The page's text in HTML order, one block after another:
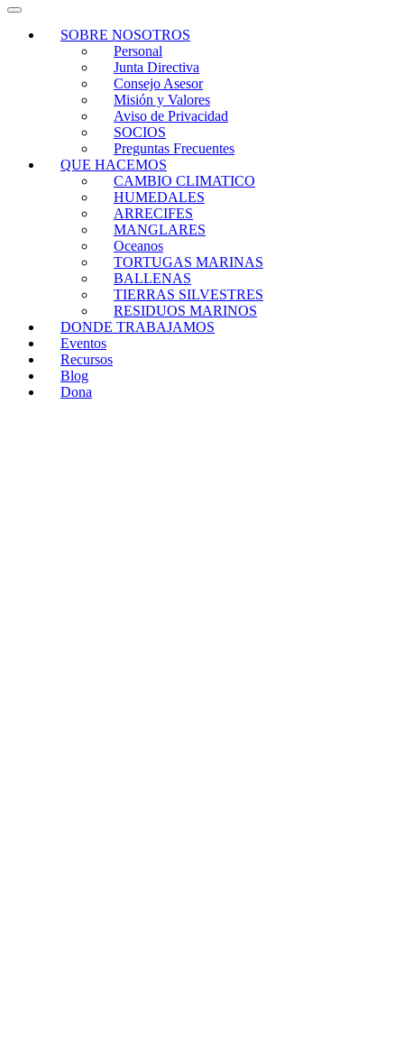
SOBRE NOSOTROS
Personal
Junta Directiva
Consejo Asesor
Misión y Valores
Aviso de Privacidad
SOCIOS
Preguntas Frecuentes
QUE HACEMOS
CAMBIO CLIMATICO
HUMEDALES
ARRECIFES
MANGLARES
Oceanos
TORTUGAS MARINAS
BALLENAS
TIERRAS SILVESTRES
RESIDUOS MARINOS
DONDE TRABAJAMOS
Eventos
Recursos
Blog
Dona